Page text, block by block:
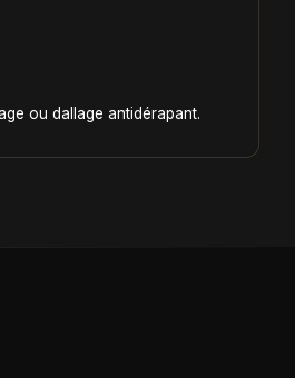
ou dallage antidérapant.